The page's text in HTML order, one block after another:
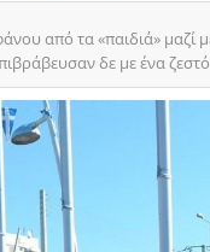
από τα «παιδιά» μαζί
δε με ένα